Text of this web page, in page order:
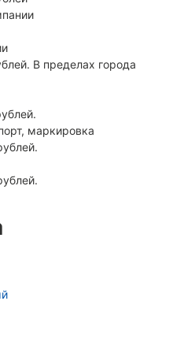
В пределах города
маркировка